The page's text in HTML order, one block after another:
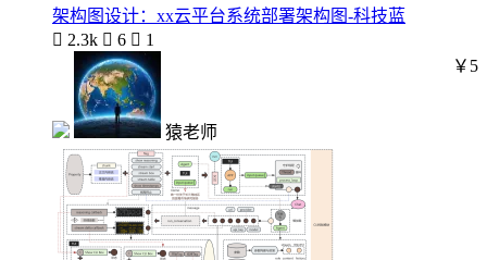
架构图设计：xx云平台系统部署架构图-科技蓝
 2.3k  6  1
猿老师
￥5